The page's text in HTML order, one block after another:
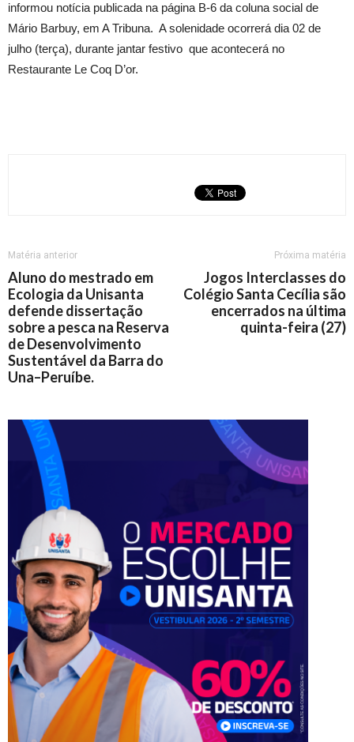
informou notícia publicada na página B-6 da coluna social de
Mário Barbuy, em A Tribuna. A solenidade ocorrerá dia 02 de
julho (terça), durante jantar festivo que acontecerá no
Restaurante Le Coq D’or.
Matéria anterior
Aluno do mestrado em
Ecologia da Unisanta
defende dissertação
sobre a pesca na Reserva
de Desenvolvimento
Sustentável da Barra do
Una–Peruíbe.
Próxima matéria
Jogos Interclasses do
Colégio Santa Cecília são
encerrados na última
quinta-feira (27)